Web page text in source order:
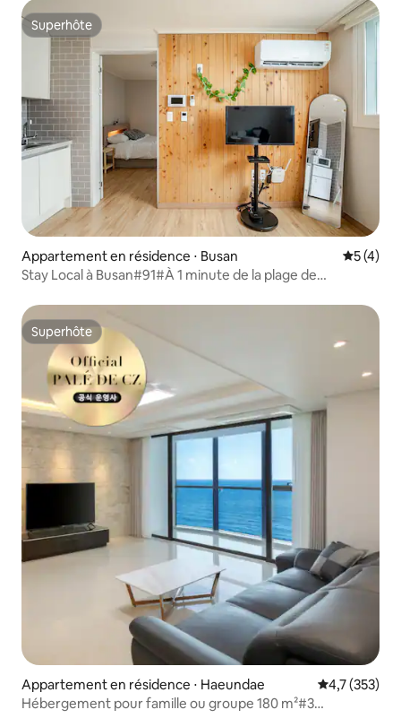
Superhôte
Superhôte
Appartement en résidence ⋅ Busan
5 (4)
Stay Local à Busan#91#À 1 minute de la plage de
de Tonshow#Consigne gratuite
Superhôte
Superhôte
Appartement en résidence ⋅ Haeundae Évaluation
4,7 (353)
Hébergement pour famille ou groupe 180 m²#3